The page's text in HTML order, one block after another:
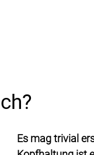
Es mag trivial